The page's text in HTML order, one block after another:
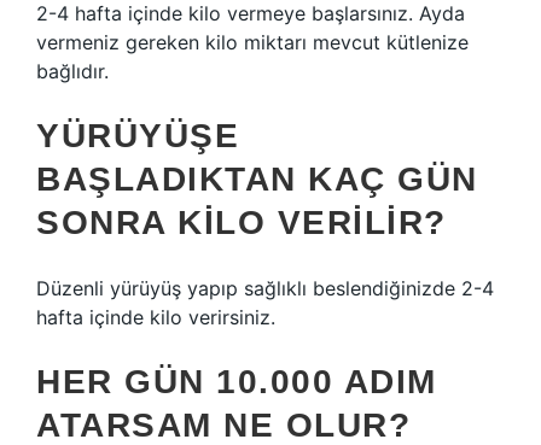
2-4 hafta içinde kilo vermeye başlarsınız. Ayda
vermeniz gereken kilo miktarı mevcut kütlenize
bağlıdır.
YÜRÜYÜŞE
BAŞLADIKTAN KAÇ GÜN
SONRA KILO VERILIR?
Düzenli yürüyüş yapıp sağlıklı beslendiğinizde 2-4
hafta içinde kilo verirsiniz.
HER GÜN 10.000 ADIM
ATARSAM NE OLUR?